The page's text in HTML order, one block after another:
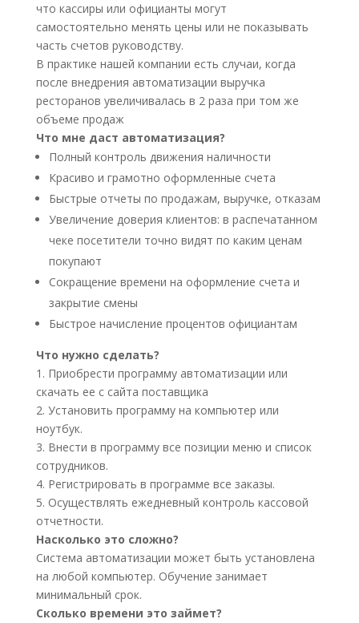
что кассиры или официанты могут
самостоятельно менять цены или не показывать
часть счетов руководству.
В практике нашей компании есть случаи, когда
после внедрения автоматизации выручка
ресторанов увеличивалась в 2 раза при том же
объеме продаж
Что мне даст автоматизация?
Полный контроль движения наличности
Красиво и грамотно оформленные счета
Быстрые отчеты по продажам, выручке, отказам
Увеличение доверия клиентов: в распечатанном
чеке посетители точно видят по каким ценам
покупают
Сокращение времени на оформление счета и
закрытие смены
Быстрое начисление процентов официантам
Что нужно сделать?
1. Приобрести программу автоматизации или
скачать ее с сайта поставщика
2. Установить программу на компьютер или
ноутбук.
3. Внести в программу все позиции меню и список
сотрудников.
4. Регистрировать в программе все заказы.
5. Осуществлять ежедневный контроль кассовой
отчетности.
Насколько это сложно?
Система автоматизации может быть установлена
на любой компьютер. Обучение занимает
минимальный срок.
Сколько времени это займет?